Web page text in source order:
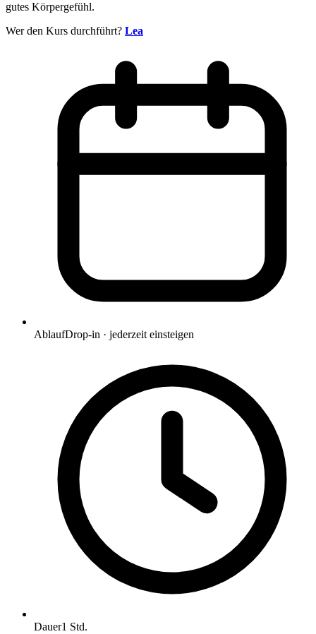
gutes Körpergefühl.
Wer den Kurs durchführt? Lea
AblaufDrop-in · jederzeit einsteigen
Dauer1 Std.